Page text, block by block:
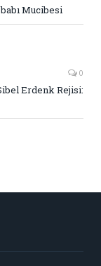
Mucibesi
0
Erdenk Rejisi: